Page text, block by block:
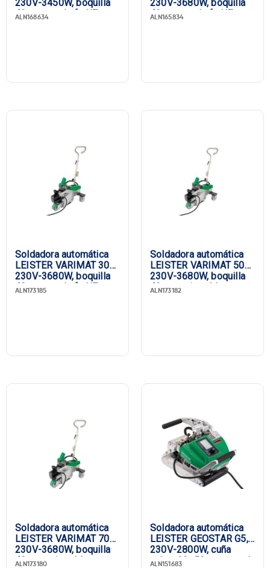
230V-3450W, boquilla
40 mm, enchufe UE
ALN168634
230V-3680W, boquilla
40 mm, enchufe UE
ALN165834
Soldadora automática
LEISTER VARIMAT 300,
230V-3680W, boquilla
40 mm, enchufe UE
ALN173185
Soldadora automática
LEISTER VARIMAT 500,
230V-3680W, boquilla
40 mm, sin cable
ALN173182
Soldadora automática
LEISTER VARIMAT 700,
230V-3680W, boquilla
40 mm, sin cable
ALN173180
Soldadora automática
LEISTER GEOSTAR G5,
230V-2800W, cuña
cobre 90×50 mm, canal
ALN151683